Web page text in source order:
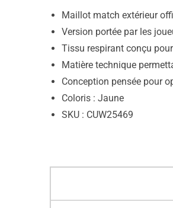
Maillot match extérieur
Version portée par les
Tissu respirant conçu
Matière technique
Conception pensée pour
Coloris : Jaune
SKU : CUW25469